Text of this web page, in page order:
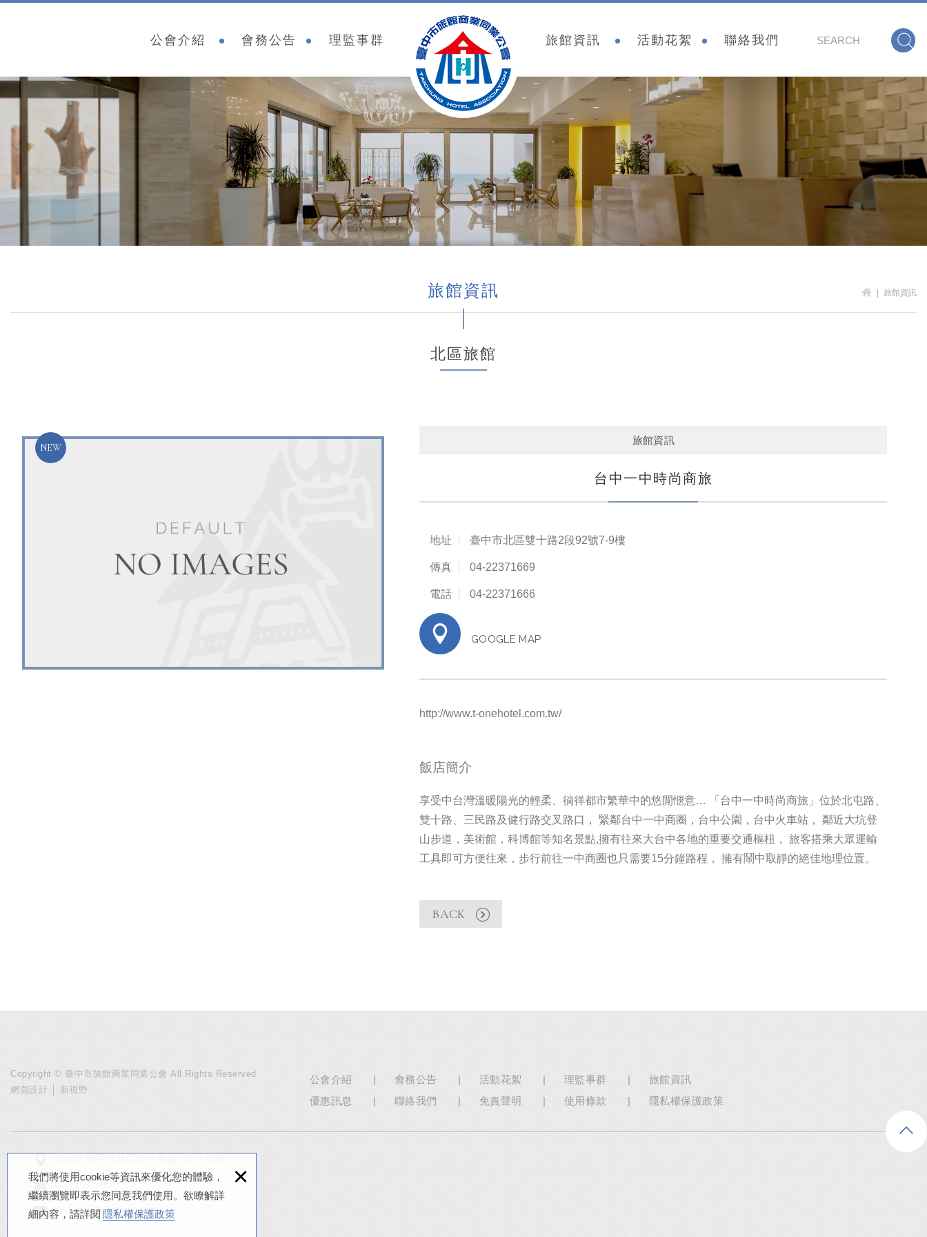
我們將使用cookie等資訊來優化您的體驗，
繼續瀏覽即表示您同意我們使用。欲瞭解詳
細內容，請詳閱 隱私權保護政策
×
公會介紹 會務公告 理監事群 旅館資訊 活動花絮 聯絡我們
旅館資訊 旅館資訊
北區旅館
旅館資訊
台中一中時尚商旅
地址 臺中市北區雙十路2段92號7-9樓
傳真 04-22371669
電話 04-22371666
GOOGLE MAP
http://www.t-onehotel.com.tw/
飯店簡介
享受中台灣溫暖陽光的輕柔、徜徉都市繁華中的悠閒愜意… 「台中一中時尚商旅」位於北屯路、
雙十路、三民路及健行路交叉路口， 緊鄰台中一中商圈，台中公園，台中火車站， 鄰近大坑登
山步道，美術館，科博館等知名景點,擁有往來大台中各地的重要交通樞杻， 旅客搭乘大眾運輸
工具即可方便往來，步行前往一中商圈也只需要15分鐘路程， 擁有鬧中取靜的絕佳地理位置。
BACK
Copyright © 臺中市旅館商業同業公會 All Rights Reserved
網頁設計
│ 新視野
公會介紹 會務公告 活動花絮 理監事群
旅館資訊
優惠訊息
聯絡我們 免責聲明 使用條款 隱私權保護政策
04-2202-8851
thotel8692@gmail.com